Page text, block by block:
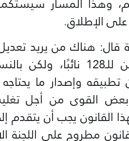
الإطلاق.
قال: هناك من يريد
عنوان انتخاب المغتربين
وإصدار ما
القوى من أجل
القانون يجب أن يتقدم
مطروح على اللجنة